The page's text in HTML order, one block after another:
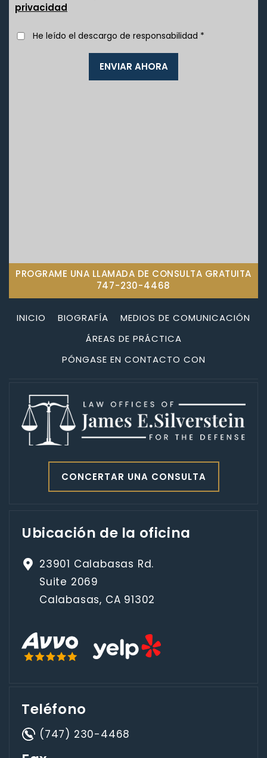
privacidad
He leído el descargo de responsabilidad *
PROGRAME UNA LLAMADA DE CONSULTA GRATUITA
747-230-4468
INICIO BIOGRAFÍA
MEDIOS DE COMUNICACIÓN
ÁREAS DE PRÁCTICA
PÓNGASE EN CONTACTO CON
CONCERTAR UNA CONSULTA
Ubicación de la oficina
23901 Calabasas Rd.
Suite 2069
Calabasas, CA 91302
Teléfono
(747) 230-4468